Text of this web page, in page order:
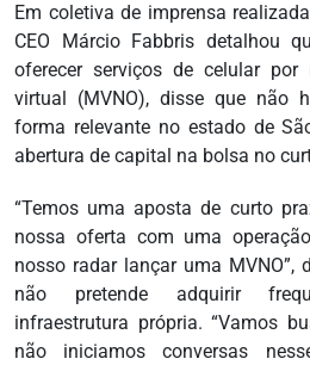
Em coletiva de imprensa
CEO Márcio Fabbris detalhou
oferecer serviços de celular
virtual (MVNO), disse que não
forma relevante no estado de
abertura de capital na bolsa no
“Temos uma aposta de curto
nossa oferta com uma
nosso radar lançar uma MVNO”,
não pretende adquirir
infraestrutura própria. “Vamos
não iniciamos conversas